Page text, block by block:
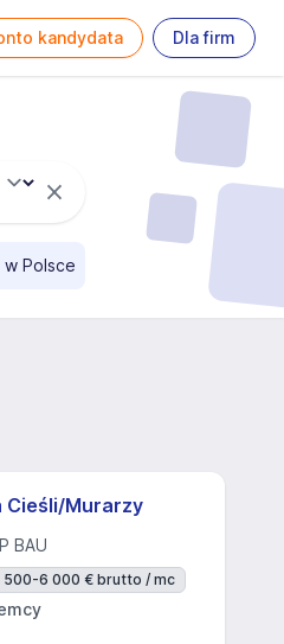
kandydata Dla firm
w Polsce
Cieśli/Murarzy
BAU
500-6 000 € brutto / mc